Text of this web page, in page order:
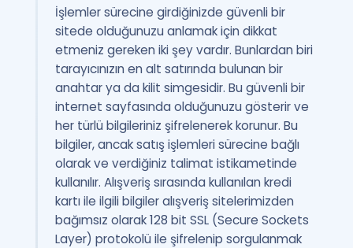
İşlemler sürecine girdiğinizde güvenli bir
sitede olduğunuzu anlamak için dikkat
etmeniz gereken iki şey vardır. Bunlardan biri
tarayıcınızın en alt satırında bulunan bir
anahtar ya da kilit simgesidir. Bu güvenli bir
internet sayfasında olduğunuzu gösterir ve
her türlü bilgileriniz şifrelenerek korunur. Bu
bilgiler, ancak satış işlemleri sürecine bağlı
olarak ve verdiğiniz talimat istikametinde
kullanılır. Alışveriş sırasında kullanılan kredi
kartı ile ilgili bilgiler alışveriş sitelerimizden
bağımsız olarak 128 bit SSL (Secure Sockets
Layer) protokolü ile şifrelenip sorgulanmak